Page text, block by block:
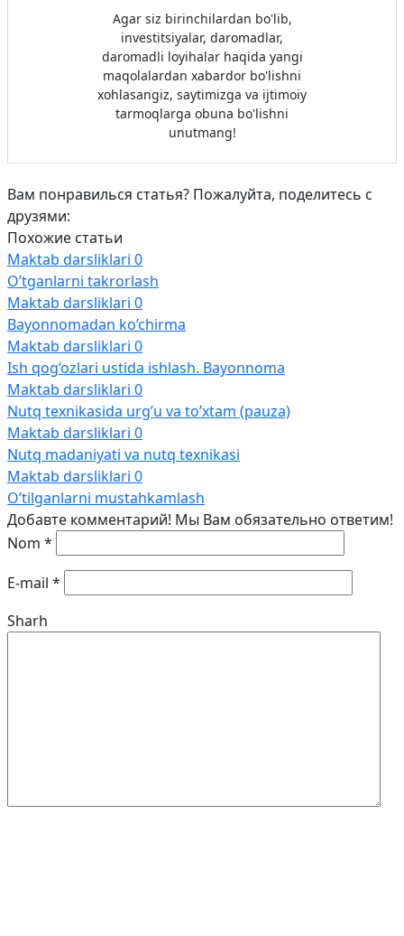
Agar siz birinchilardan bo'lib,
investitsiyalar, daromadlar,
daromadli loyihalar haqida yangi
maqolalardan xabardor bo'lishni
xohlasangiz, saytimizga va ijtimoiy
tarmoqlarga obuna bo'lishni
unutmang!
Вам понравилься статья? Пожалуйта, поделитесь с
друзями:
Похожие статьи
Maktab darsliklari 0
O’tganlarni takrorlash
Maktab darsliklari 0
Bayonnomadan ko’chirma
Maktab darsliklari 0
Ish qog‘ozlari ustida ishlash. Bayonnoma
Maktab darsliklari 0
Nutq texnikasida urg’u va to’xtam (pauza)
Maktab darsliklari 0
Nutq madaniyati va nutq texnikasi
Maktab darsliklari 0
O’tilganlarni mustahkamlash
Добавте комментарий! Мы Вам обязательно ответим!
Nom *
E-mail *
Sharh